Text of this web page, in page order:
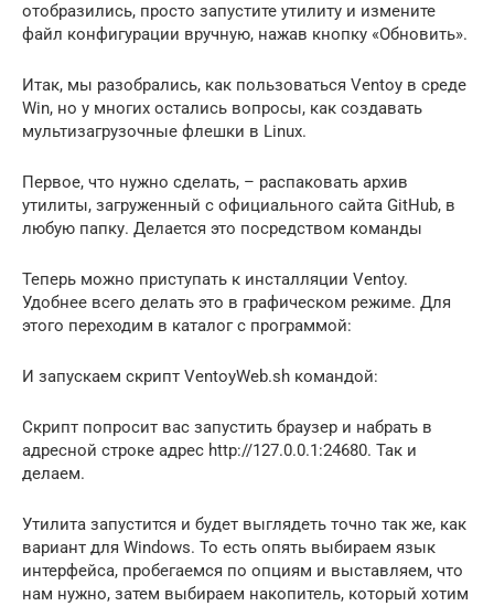
отобразились, просто запустите утилиту и измените
файл конфигурации вручную, нажав кнопку «Обновить».
Итак, мы разобрались, как пользоваться Ventoy в среде
Win, но у многих остались вопросы, как создавать
мультизагрузочные флешки в Linux.
Первое, что нужно сделать, – распаковать архив
утилиты, загруженный с официального сайта GitHub, в
любую папку. Делается это посредством команды
Теперь можно приступать к инсталляции Ventoy.
Удобнее всего делать это в графическом режиме. Для
этого переходим в каталог с программой:
И запускаем скрипт VentoyWeb.sh командой:
Скрипт попросит вас запустить браузер и набрать в
адресной строке адрес http://127.0.0.1:24680. Так и
делаем.
Утилита запустится и будет выглядеть точно так же, как
вариант для Windows. То есть опять выбираем язык
интерфейса, пробегаемся по опциям и выставляем, что
нам нужно, затем выбираем накопитель, который хотим